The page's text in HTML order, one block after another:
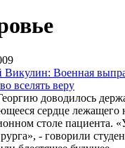
Викулин: Военная
вселять веру
доводилось
сердце лежащего
столе пациента.
- говорили